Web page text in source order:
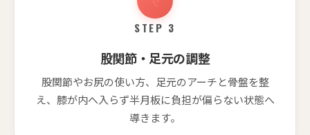
STEP 3
股関節・足元の調整
股関節やお尻の使い方、足元のアーチと骨盤を整
え、膝が内へ入らず半月板に負担が偏らない状態へ
導きます。